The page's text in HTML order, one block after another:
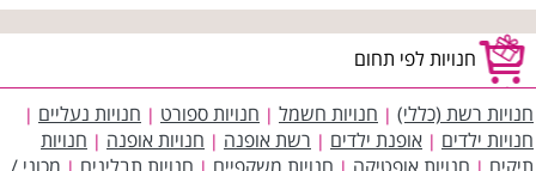
חנויות לפי תחום
חנויות רשת (כללי) | חנויות חשמל | חנויות ספורט | חנויות נעליים |
חנויות ילדים | אופנת ילדים | רשת אופנה | חנויות אופנה | חנויות